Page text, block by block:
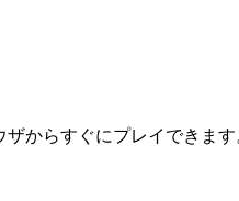
らすぐにプレイできます